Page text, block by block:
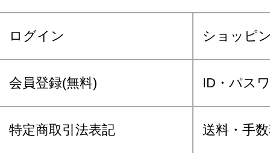
ログイン ショッピ
会員登録(無料) ID・パス
特定商取引法表記 送料・手